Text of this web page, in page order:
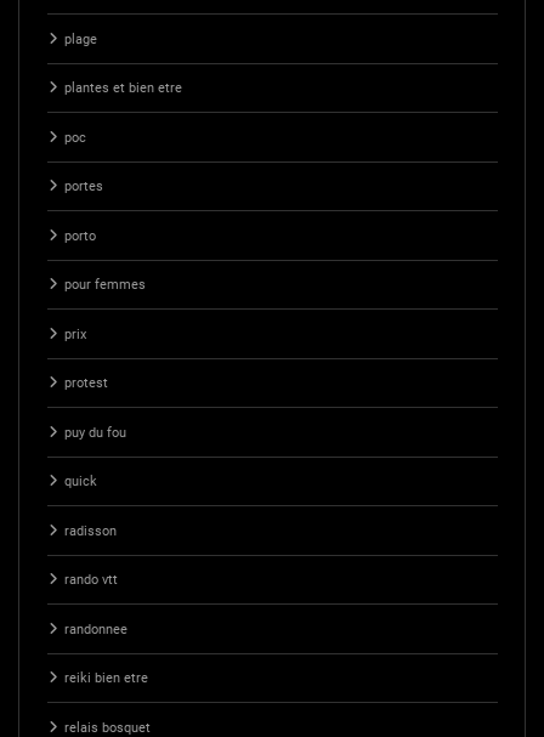
plage
plantes et bien etre
poc
portes
porto
pour femmes
prix
protest
puy du fou
quick
radisson
rando vtt
randonnee
reiki bien etre
relais bosquet